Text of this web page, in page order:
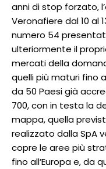
anni di stop forzato,
Veronafiere dal 10 al
numero 54
ulteriormente il
mercati della
quelli più maturi fino
da 50 Paesi già
700, con in testa la
mappa, quella
realizzato dalla SpA
copre le aree più
fino all’Europa e, da